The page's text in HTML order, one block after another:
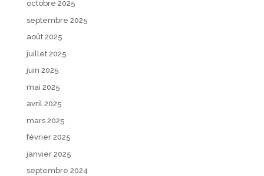
octobre 2025
septembre 2025
août 2025
juillet 2025
juin 2025
mai 2025
avril 2025
mars 2025
février 2025
janvier 2025
septembre 2024